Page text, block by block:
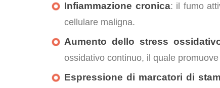
Infiammazione cronica: il fumo
cellulare maligna.
Aumento dello stress
ossidativo continuo, il quale
Espressione di marcatori di